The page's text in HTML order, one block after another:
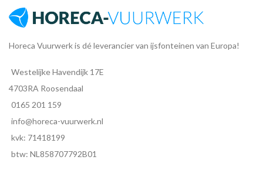
zoek bent naar professionele
vlamschalen van hoge kwaliteit
voor op het terras. Wil je toch
liever een iets grotere variant?
ijsfontein aan de hals van een
fles. In een zak zitten 50 bottle
ijsfonteinen van de beste
Horeca Vuurwerk is dé leverancier van ijsfonteinen van Europa!
Westelijke Havendijk 17E
4703RA Roosendaal
0165 201 159
info@horeca-vuurwerk.nl
kvk: 71418199
btw: NL858707792B01